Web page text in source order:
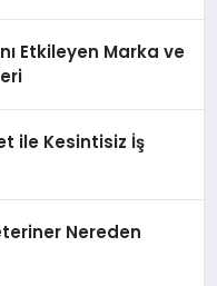
Etkileyen Marka ve
ile Kesintisiz İş
Nereden